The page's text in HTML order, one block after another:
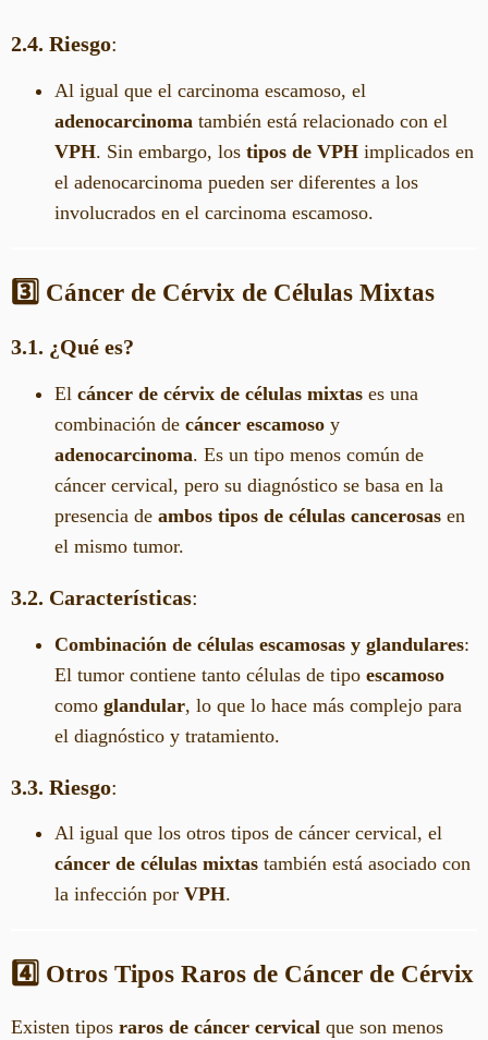
2.4. Riesgo:
Al igual que el carcinoma escamoso, el
adenocarcinoma también está relacionado con el
VPH. Sin embargo, los tipos de VPH implicados en
el adenocarcinoma pueden ser diferentes a los
involucrados en el carcinoma escamoso.
3️⃣ Cáncer de Cérvix de Células Mixtas
3.1. ¿Qué es?
El cáncer de cérvix de células mixtas es una
combinación de cáncer escamoso y
adenocarcinoma. Es un tipo menos común de
cáncer cervical, pero su diagnóstico se basa en la
presencia de ambos tipos de células cancerosas en
el mismo tumor.
3.2. Características:
Combinación de células escamosas y glandulares:
El tumor contiene tanto células de tipo escamoso
como glandular, lo que lo hace más complejo para
el diagnóstico y tratamiento.
3.3. Riesgo:
Al igual que los otros tipos de cáncer cervical, el
cáncer de células mixtas también está asociado con
la infección por VPH.
4️⃣ Otros Tipos Raros de Cáncer de Cérvix
Existen tipos raros de cáncer cervical que son menos